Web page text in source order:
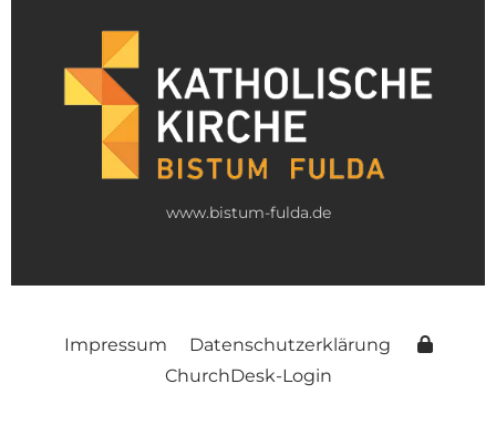
www.bistum-fulda.de
Impressum
Datenschutzerklärung
ChurchDesk-Login